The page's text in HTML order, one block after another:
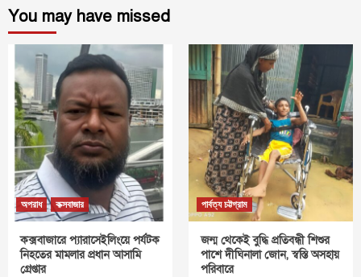
You may have missed
অপরাধ কক্সবাজার
কক্সবাজারে প্যারাসেইলিংয়ে পর্যটক
নিহতের মামলার প্রধান আসামি
গ্রেপ্তার
পার্বত্য চট্টগ্রাম
জন্ম থেকেই বুদ্ধি প্রতিবন্ধী শিশুর
পাশে দীঘিনালা জোন, স্বস্তি অসহায়
পরিবারে